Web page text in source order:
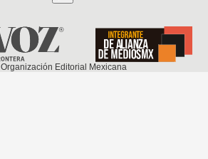
Organización Editorial Mexicana